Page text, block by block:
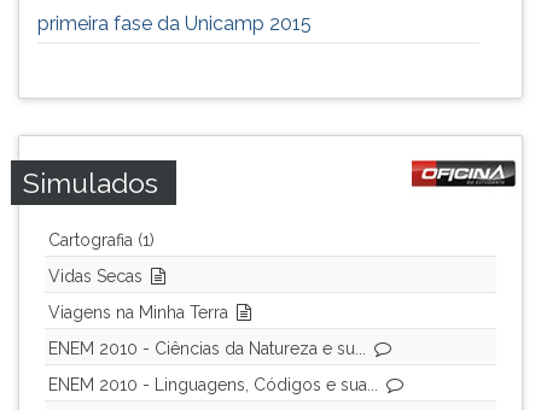
primeira fase da Unicamp 2015
Simulados
Cartografia (1)
Vidas Secas
Viagens na Minha Terra
ENEM 2010 - Ciências da Natureza e su...
ENEM 2010 - Linguagens, Códigos e sua...